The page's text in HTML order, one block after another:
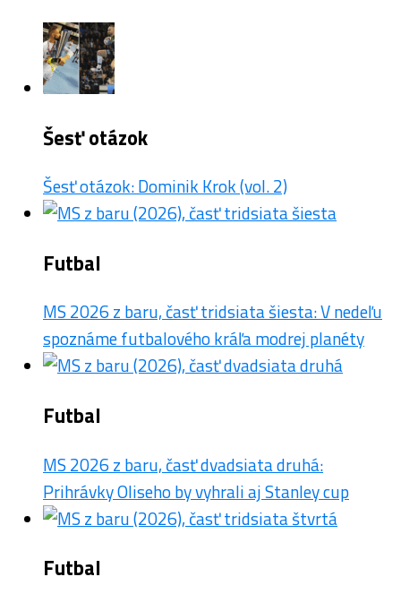
Šesť otázok
Šesť otázok: Dominik Krok (vol. 2)
Futbal
MS 2026 z baru, časť tridsiata šiesta: V nedeľu
spoznáme futbalového kráľa modrej planéty
Futbal
MS 2026 z baru, časť dvadsiata druhá:
Prihrávky Oliseho by vyhrali aj Stanley cup
Futbal